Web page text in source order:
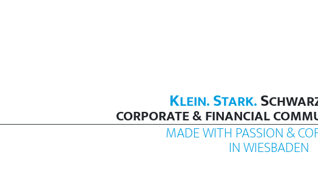
KLEIN.STARK.S
CORPORATE & FINANCIAL
MADE WITH PASSION &
IN WIESBADEN